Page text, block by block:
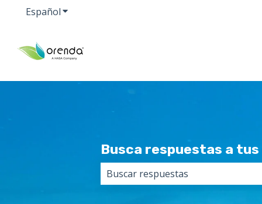
EspañolTraducciones de Mostrar submenú de
Busca respuestas a tus